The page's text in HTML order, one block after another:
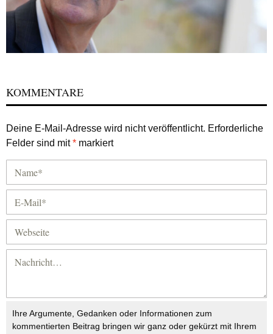
KOMMENTARE
Deine E-Mail-Adresse wird nicht veröffentlicht. Erforderliche
Felder sind mit* markiert
Ihre Argumente, Gedanken oder Informationen zum
kommentierten Beitrag bringen wir ganz oder gekürzt mit Ihrem